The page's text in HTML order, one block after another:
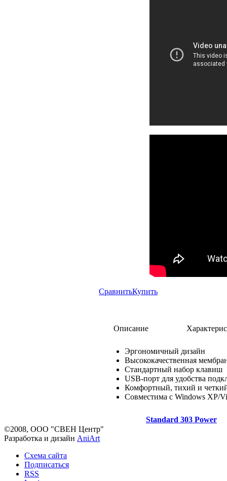
СравнитьКупить
Описание
Эргономичный дизайн
Высококачественная
Стандартный набор клавиш
USB-порт для удобства
Комфортный, тихий и
Совместима с Windows XP/
Standard 303 Power
©2008, ООО "СВЕН Центр"
Разработка и дизайн AniArt
Схема сайта
Подписаться
RSS